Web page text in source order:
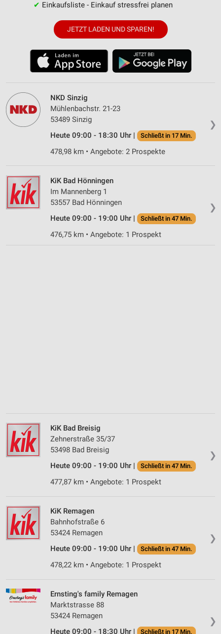
✔ Einkaufsliste - Einkauf stressfrei planen
JETZT LADEN UND SPAREN!
❯
NKD Sinzig
Mühlenbachstr. 21-23
53489 Sinzig
Heute 09:00 - 18:30 Uhr |
Schließt in 17 Min.
478,98 km • Angebote: 2 Prospekte
❯
KiK Bad Hönningen
Im Mannenberg 1
53557 Bad Hönningen
Heute 09:00 - 19:00 Uhr |
Schließt in 47 Min.
476,75 km • Angebote: 1 Prospekt
❯
KiK Bad Breisig
Zehnerstraße 35/37
53498 Bad Breisig
Heute 09:00 - 19:00 Uhr |
Schließt in 47 Min.
477,87 km • Angebote: 1 Prospekt
❯
KiK Remagen
Bahnhofstraße 6
53424 Remagen
Heute 09:00 - 19:00 Uhr |
Schließt in 47 Min.
478,22 km • Angebote: 1 Prospekt
❯
Ernsting's family Remagen
Marktstrasse 88
53424 Remagen
Heute 09:00 - 18:30 Uhr |
Schließt in 17 Min.